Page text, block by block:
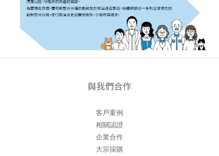
與我們合作
客戶案例
相關認證
企業合作
大宗採購